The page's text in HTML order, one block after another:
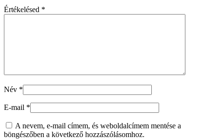
Értékelésed *
Név *
E-mail *
A nevem, e-mail címem, és weboldalcímem mentése a
böngészőben a következő hozzászólásomhoz.